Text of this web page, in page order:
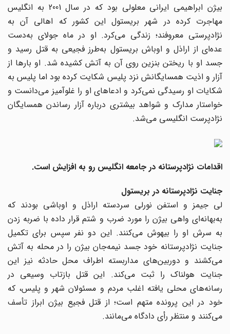
بیژن ابراهیمی ایرانی معلولی بود که در سال 2001 به انگلیس
مهاجرت کرده در شهر بریستول این کشور که اهالی آن به
نژادپرستی معروفند؛ زندگی می‌کرد. او در ماه جولای به‌دست
عده‌ای از اراذل و اوباش بریستول به‌طرز فجیعی به قتل رسید و
جسد او با ریختن بنزین روی آن به آتش کشیده شد. او بارها از
آزار و اذیت همسایگانش نزد پلیس شکایت کرده بود اما پلیس به
شکایات او رسیدگی نمی‌کرد و ادعاهای او را غلوآمیز می‌دانست و
خواستار مدارک و شواهد بیشتری درباره آزار رساندن همسایگان
نژادپرست انگلیسی می‌شد.
اقدامات نژادپرستانه در جامعه انگلیس رو به افزایش است.
جنایت نژادپرستانه در بریستول
لی جیمز و استفن نورلی سردسته اراذل و اوباشی بودند که
به‌بهانه‌ای واهی بیژن را مورد ضرب و شتم قرار داده با ضربه زدن
به سرش او را بیهوش می‌کنند. این دو نفر سپس برای تکمیل
جنایت نژادپرستانه خود جسد نیمه‌جان بیژن را در محله به آتش
می‌کشند و دوربین‌های مداربسته اطراف محل حادثه نیز این
جنایت هولناک را ثبت می‌کند. این قتل بازتاب وسیعی در
رسانه‌های محلی یافته اغلب مردم و مسئولان شهر و پلیس، که
خود در این پرونده متهم است؛ از قتل فجیع بیژن ابراز تأسف
می‌کنند و منتظر رأی دادگاه می‌مانند.